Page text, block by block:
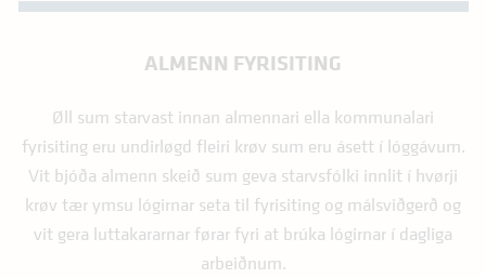
ALMENN FYRISITING
Øll sum starvast innan almennari ella kommunalari
fyrisiting eru undirløgd fleiri krøv sum eru ásett í lóggávum.
Vit bjóða almenn skeið sum geva starvsfólki innlit í hvørji
krøv tær ymsu lógirnar seta til fyrisiting og málsviðgerð og
vit gera luttakararnar førar fyri at brúka lógirnar í dagliga
arbeiðnum.